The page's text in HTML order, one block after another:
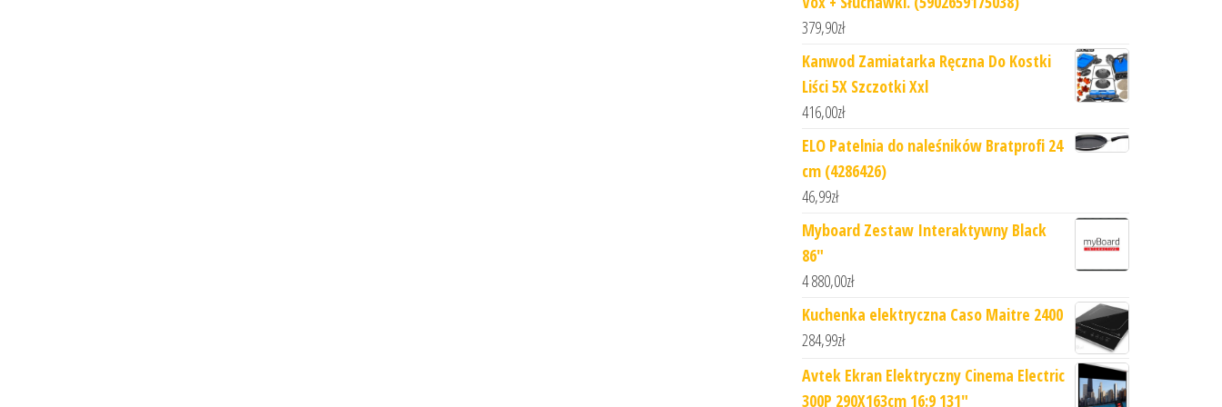
379,90zł
Kanwod Zamiatarka Ręczna Do Kostki
Liści 5X Szczotki Xxl
416,00zł
ELO Patelnia do naleśników Bratprofi 24
cm (4286426)
46,99zł
Myboard Zestaw Interaktywny Black
86"
4 880,00zł
Kuchenka elektryczna Caso Maitre 2400
284,99zł
Avtek Ekran Elektryczny Cinema Electric
300P 290X163cm 16:9 131"